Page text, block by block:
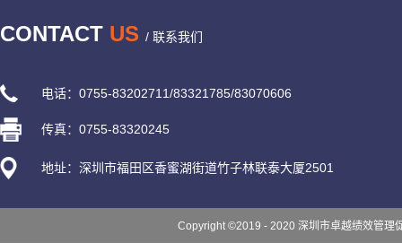
CONTACT US / 联系我们
电话：0755-83202711/83321785/83070606
传真：0755-83320245
地址：深圳市福田区香蜜湖街道竹子林联泰大厦2501
Copyright ©2019 - 2020 深圳市卓越绩效管理